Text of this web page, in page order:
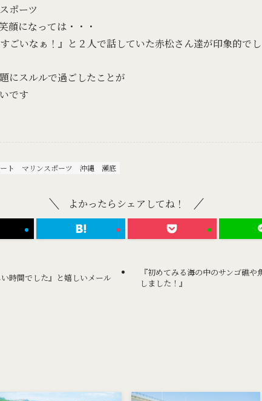
ポーツ
顔になっては・・・
ごいなぁ！』と２人で話していた赤松さん達が印象的で
にスルルで過ごしたことが
です
ト マリンスポーツ 沖縄 瀬底
よかったらシェアしてね！
時間でした』と嬉しいメール
『初めてみる海の中のサンゴ礁
しました！』